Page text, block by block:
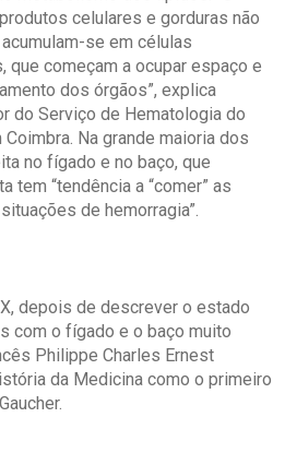
celulares e gorduras não
se em células
que começam a ocupar espaço e
dos órgãos”, explica
do Serviço de Hematologia do
Na grande maioria dos
no fígado e no baço, que
tem “tendência a “comer” as
de hemorragia”.
depois de descrever o estado
com o fígado e o baço muito
Philippe Charles Ernest
da Medicina como o primeiro